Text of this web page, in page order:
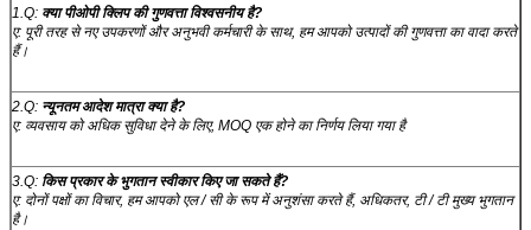
1.Q: क्या पीओपी क्लिप की गुणवत्ता विश्वसनीय है?
ए: पूरी तरह से नए उपकरणों और अनुभवी कर्मचारी के साथ, हम आपको उत्पादों की गुणवत्ता का वादा करते
हैं।
2.Q: न्यूनतम आदेश मात्रा क्या है?
ए: व्यवसाय को अधिक सुविधा देने के लिए, MOQ एक होने का निर्णय लिया गया है
3.Q: किस प्रकार के भुगतान स्वीकार किए जा सकते हैं?
ए: दोनों पक्षों का विचार, हम आपको एल / सी के रूप में अनुशंसा करते हैं, अधिकतर, टी / टी मुख्य भुगतान
है।